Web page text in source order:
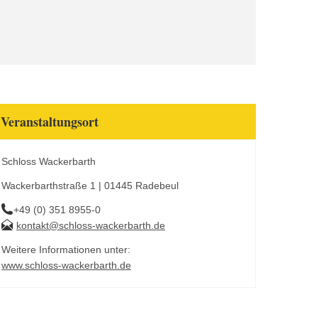
Veranstaltungsort
Schloss Wackerbarth
Wackerbarthstraße 1 | 01445 Radebeul
+49 (0) 351 8955-0
kontakt@schloss-wackerbarth.de
Weitere Informationen unter:
www.schloss-wackerbarth.de